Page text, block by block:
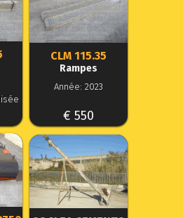
CLM 115.35
Rampes
Année: 2023
€ 550